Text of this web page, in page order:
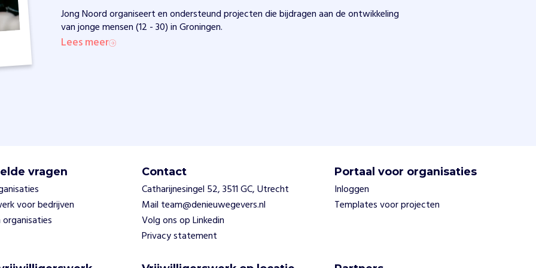
Jong Noord organiseert en ondersteund projecten die bijdragen aan de ontwikkeling
van jonge mensen (12 - 30) in Groningen.
Lees meer
vragen
voor bedrijven
Contact
Catharijnesingel 52, 3511 GC, Utrecht
Mail team@denieuwegevers.nl
Volg ons op Linkedin
Privacy statement
Portaal voor organisaties
Inloggen
Templates voor projecten